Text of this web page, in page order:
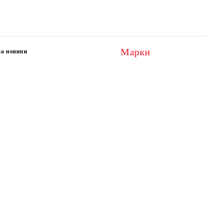
новини
Марки